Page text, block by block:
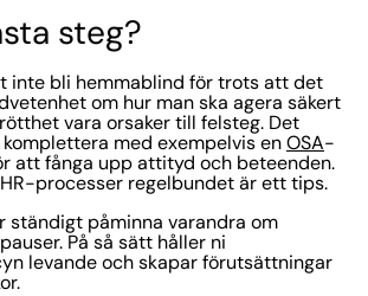
steg?
inte bli hemmablind för trots att det
om hur man ska agera säkert
vara orsaker till felsteg. Det
med exempelvis en OSA-
att fånga upp attityd och beteenden.
processer regelbundet är ett tips.
ständigt påminna varandra om
På så sätt håller ni
levande och skapar förutsättningar